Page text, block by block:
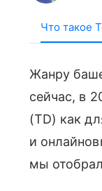
Что такое
Жанру
сейчас, в
(TD) как
и
мы